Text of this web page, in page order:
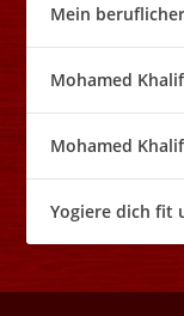
Mein
Mohamed
Mohamed
Yogiere dich fit